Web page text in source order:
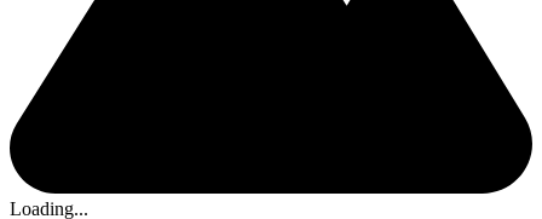
Loading...